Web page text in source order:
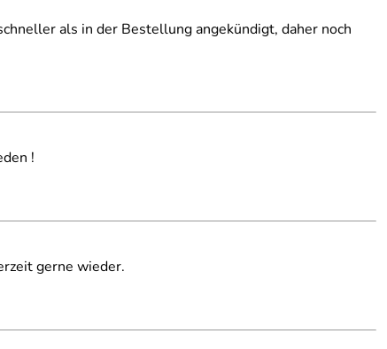
als in der Bestellung angekündigt, daher noch
!
gerne wieder.